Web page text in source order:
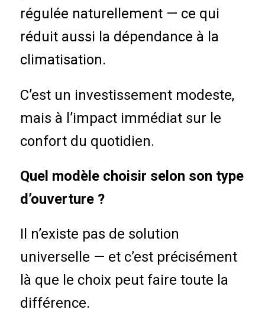
régulée naturellement — ce qui
réduit aussi la dépendance à la
climatisation.
C’est un investissement modeste,
mais à l’impact immédiat sur le
confort du quotidien.
Quel modèle choisir selon son type
d’ouverture ?
Il n’existe pas de solution
universelle — et c’est précisément
là que le choix peut faire toute la
différence.